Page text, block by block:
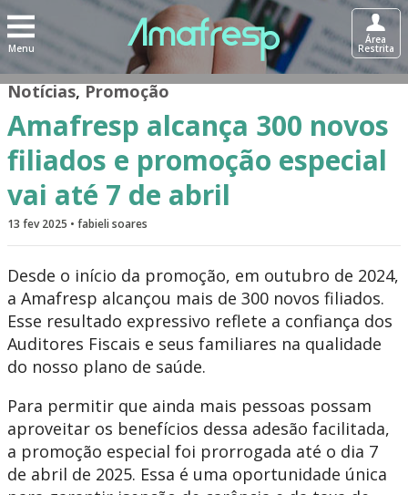
Menu
Área
Restrita
Notícias,Promoção
Amafresp alcança 300 novos
filiados e promoção especial
vai até 7 de abril
13 fev 2025 • fabieli soares
Desde o início da promoção, em outubro de 2024,
a Amafresp alcançou mais de 300 novos filiados.
Esse resultado expressivo reflete a confiança dos
Auditores Fiscais e seus familiares na qualidade
do nosso plano de saúde.
Para permitir que ainda mais pessoas possam
aproveitar os benefícios dessa adesão facilitada,
a promoção especial foi prorrogada até o dia 7
de abril de 2025. Essa é uma oportunidade única